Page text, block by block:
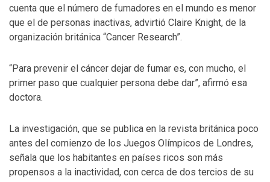
cuenta que el número de fumadores en el mundo es menor
que el de personas inactivas, advirtió Claire Knight, de la
organización británica “Cancer Research”.
“Para prevenir el cáncer dejar de fumar es, con mucho, el
primer paso que cualquier persona debe dar”, afirmó esa
doctora.
La investigación, que se publica en la revista británica poco
antes del comienzo de los Juegos Olímpicos de Londres,
señala que los habitantes en países ricos son más
propensos a la inactividad, con cerca de dos tercios de su